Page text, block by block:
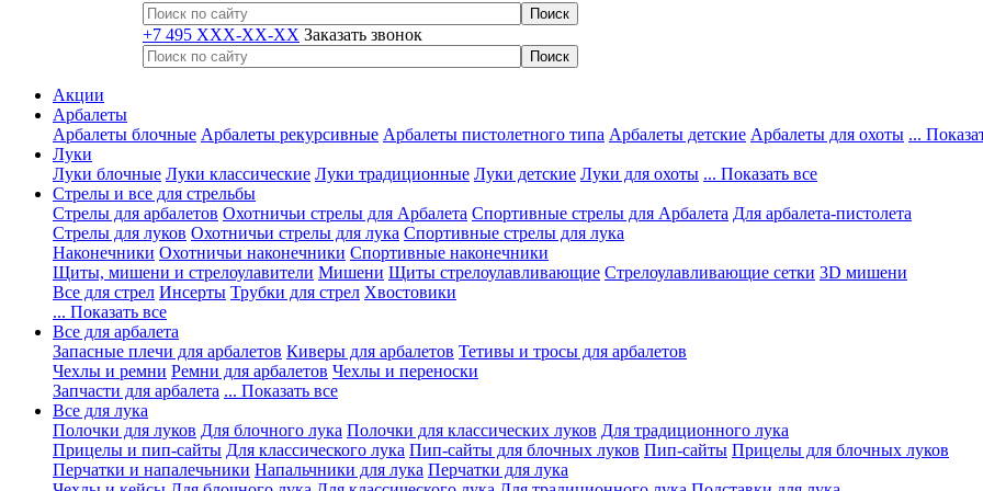
+7 495 XXX-XX-XX Заказать звонок
Акции
Арбалеты
Арбалеты блочные Арбалеты рекурсивные Арбалеты пистолетного типа Арбалеты детские Арбалеты для охоты ...
Луки
Луки блочные Луки классические Луки традиционные Луки детские Луки для охоты ... Показать все
Стрелы и все для стрельбы
Стрелы для арбалетов Охотничьи стрелы для Арбалета Спортивные стрелы для Арбалета Для арбалета-пистолета
Стрелы для луков Охотничьи стрелы для лука Спортивные стрелы для лука
Наконечники Охотничьи наконечники Спортивные наконечники
Щиты, мишени и стрелоулавители Мишени Щиты стрелоулавливающие Стрелоулавливающие сетки 3D мишени
Все для стрел Инсерты Трубки для стрел Хвостовики
... Показать все
Все для арбалета
Запасные плечи для арбалетов Киверы для арбалетов Тетивы и тросы для арбалетов
Чехлы и ремни Ремни для арбалетов Чехлы и переноски
Запчасти для арбалета ... Показать все
Все для лука
Полочки для луков Для блочного лука Полочки для классических луков Для традиционного лука
Прицелы и пип-сайты Для классического лука Пип-сайты для блочных луков Пип-сайты Прицелы для блочных луков
Перчатки и напалечьники Напальчники для лука Перчатки для лука